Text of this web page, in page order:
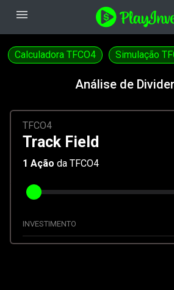
menu
Calculadora TFCO4 Simulação
Análise de
TFCO4
Track Field
1 Ação da TFCO4
INVESTIMENTO